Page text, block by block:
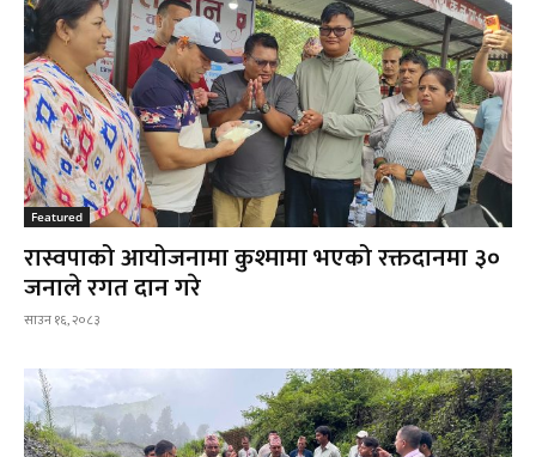
Featured
रास्वपाको आयोजनामा कुश्मामा भएको रक्तदानमा ३०
जनाले रगत दान गरे
साउन १६, २०८३